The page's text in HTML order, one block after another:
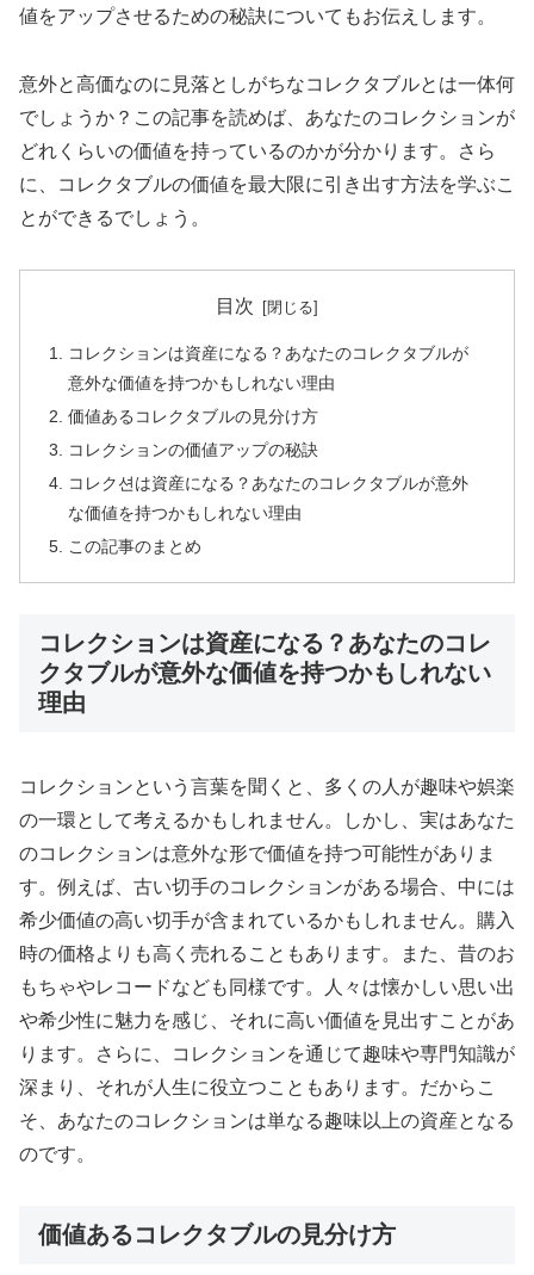
値をアップさせるための秘訣についてもお伝えします。
意外と高価なのに見落としがちなコレクタブルとは一体何
でしょうか？この記事を読めば、あなたのコレクションが
どれくらいの価値を持っているのかが分かります。さら
に、コレクタブルの価値を最大限に引き出す方法を学ぶこ
とができるでしょう。
目次
コレクションは資産になる？あなたのコレクタブルが
意外な価値を持つかもしれない理由
価値あるコレクタブルの見分け方
コレクションの価値アップの秘訣
コレク션は資産になる？あなたのコレクタブルが意外
な価値を持つかもしれない理由
この記事のまとめ
コレクションは資産になる？あなたのコレ
クタブルが意外な価値を持つかもしれない
理由
コレクションという言葉を聞くと、多くの人が趣味や娯楽
の一環として考えるかもしれません。しかし、実はあなた
のコレクションは意外な形で価値を持つ可能性がありま
す。例えば、古い切手のコレクションがある場合、中には
希少価値の高い切手が含まれているかもしれません。購入
時の価格よりも高く売れることもあります。また、昔のお
もちゃやレコードなども同様です。人々は懐かしい思い出
や希少性に魅力を感じ、それに高い価値を見出すことがあ
ります。さらに、コレクションを通じて趣味や専門知識が
深まり、それが人生に役立つこともあります。だからこ
そ、あなたのコレクションは単なる趣味以上の資産となる
のです。
価値あるコレクタブルの見分け方